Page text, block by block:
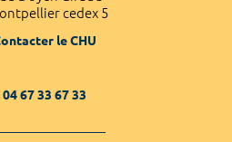
cedex 5
le CHU
04 67 33 67 33